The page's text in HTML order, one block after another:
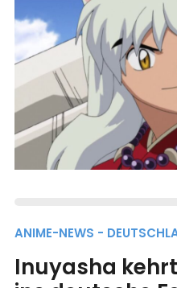
ANIME-NEWS -
Inuyasha